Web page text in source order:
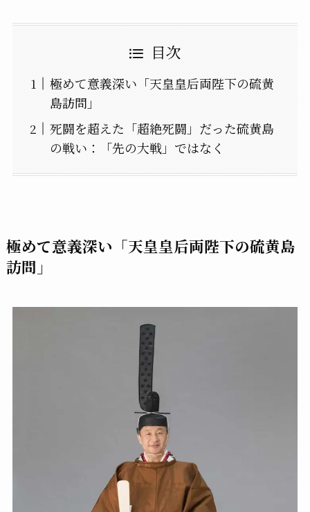
目次
極めて意義深い「天皇皇后両陛下の硫黄
島訪問」
死闘を超えた「超絶死闘」だった硫黄島
の戦い：「先の大戦」ではなく
極めて意義深い「天皇皇后両陛下の硫黄島
訪問」